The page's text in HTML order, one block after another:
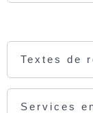
Textes de
Services